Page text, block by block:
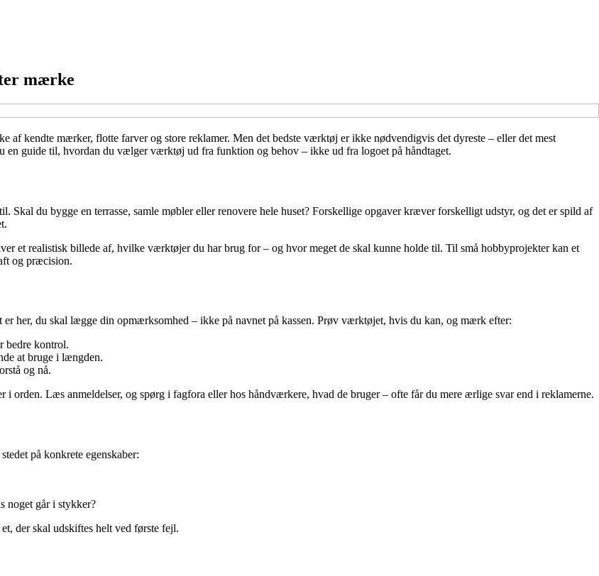
mærke
kendte mærker, flotte farver og store reklamer. Men det bedste værktøj er ikke nødvendigvis det dyreste – eller det mest
en guide til, hvordan du vælger værktøj ud fra funktion og behov – ikke ud fra logoet på håndtaget.
du bygge en terrasse, samle møbler eller renovere hele huset? Forskellige opgaver kræver forskelligt udstyr, og det er spild af
et realistisk billede af, hvilke værktøjer du har brug for – og hvor meget de skal kunne holde til. Til små hobbyprojekter kan et
og præcision.
her, du skal lægge din opmærksomhed – ikke på navnet på kassen. Prøv værktøjet, hvis du kan, og mærk efter:
bedre kontrol.
at bruge i længden.
og nå.
orden. Læs anmeldelser, og spørg i fagfora eller hos håndværkere, hvad de bruger – ofte får du mere ærlige svar end i reklamerne.
på konkrete egenskaber:
noget går i stykker?
der skal udskiftes helt ved første fejl.